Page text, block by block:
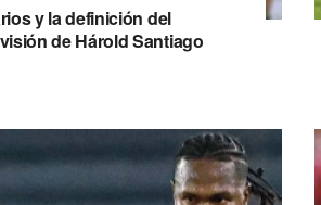
y la definición del
de Hárold Santiago